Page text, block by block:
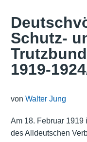
Schutz-
1919-
von Walter Jung
Am 18. Februar 1919
des Alldeutschen